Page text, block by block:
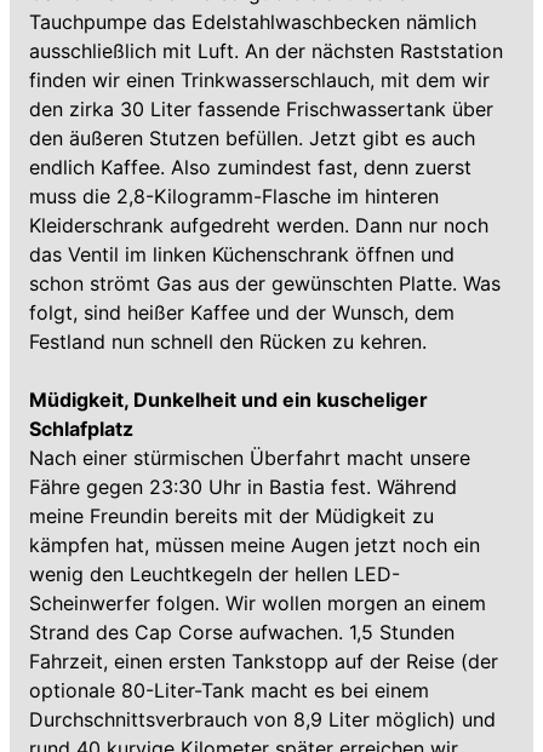
Tauchpumpe das Edelstahlwaschbecken nämlich
ausschließlich mit Luft. An der nächsten Raststation
finden wir einen Trinkwasserschlauch, mit dem wir
den zirka 30 Liter fassende Frischwassertank über
den äußeren Stutzen befüllen. Jetzt gibt es auch
endlich Kaffee. Also zumindest fast, denn zuerst
muss die 2,8-Kilogramm-Flasche im hinteren
Kleiderschrank aufgedreht werden. Dann nur noch
das Ventil im linken Küchenschrank öffnen und
schon strömt Gas aus der gewünschten Platte. Was
folgt, sind heißer Kaffee und der Wunsch, dem
Festland nun schnell den Rücken zu kehren.
Müdigkeit, Dunkelheit und ein kuscheliger
Schlafplatz
Nach einer stürmischen Überfahrt macht unsere
Fähre gegen 23:30 Uhr in Bastia fest. Während
meine Freundin bereits mit der Müdigkeit zu
kämpfen hat, müssen meine Augen jetzt noch ein
wenig den Leuchtkegeln der hellen LED-
Scheinwerfer folgen. Wir wollen morgen an einem
Strand des Cap Corse aufwachen. 1,5 Stunden
Fahrzeit, einen ersten Tankstopp auf der Reise (der
optionale 80-Liter-Tank macht es bei einem
Durchschnittsverbrauch von 8,9 Liter möglich) und